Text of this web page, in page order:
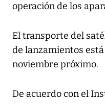
operación de los
El transporte del
de lanzamientos
noviembre próximo.
De acuerdo con el